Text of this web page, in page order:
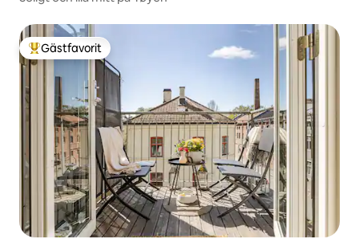
Populär gästfavorit
Gästfavorit